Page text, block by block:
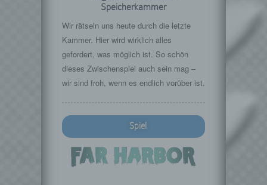
Speicherkammer
Wir rätseln uns heute durch die letzte
Kammer. Hier wird wirklich alles
gefordert, was möglich ist. So schön
dieses Zwischenspiel auch sein mag –
wir sind froh, wenn es endlich vorüber ist.
Spiel